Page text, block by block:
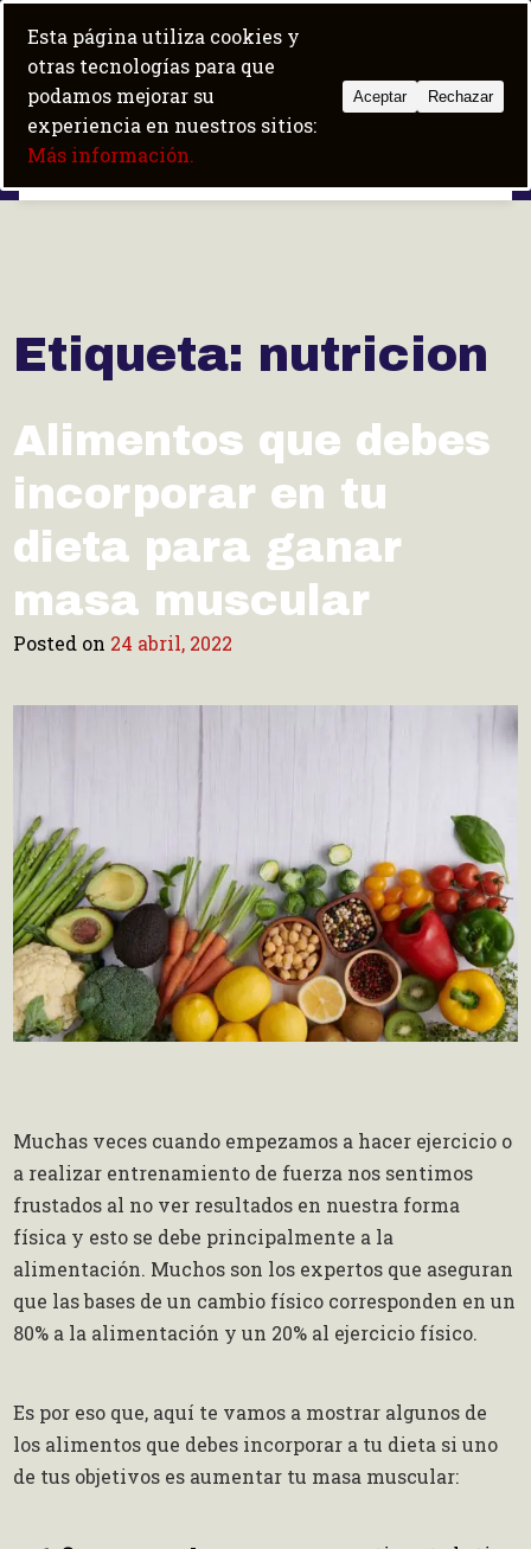
content
Trabaja con nosotros
Fit5 Albir
Etiqueta: nutricion
Alimentos que debes
incorporar en tu
dieta para ganar
masa muscular
Posted on 24 abril, 2022
Muchas veces cuando empezamos a hacer ejercicio o
a realizar entrenamiento de fuerza nos sentimos
frustados al no ver resultados en nuestra forma
física y esto se debe principalmente a la
alimentación. Muchos son los expertos que aseguran
que las bases de un cambio físico corresponden en un
80% a la alimentación y un 20% al ejercicio físico.
Es por eso que, aquí te vamos a mostrar algunos de
los alimentos que debes incorporar a tu dieta si uno
de tus objetivos es aumentar tu masa muscular:
Esta página utiliza cookies y
otras tecnologías para que
podamos mejorar su
experiencia en nuestros sitios:
Más información.
Aceptar Rechazar